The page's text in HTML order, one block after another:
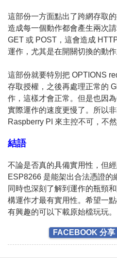
這部份一方面點出了跨網存取
造成每一個動作都會產生兩次
GET 或 POST，這會造成
運作，尤其是在開關切換的動
這部份就要特別把 OPTIONS
存取授權，之後再處理正常的
作，這樣才會正常。但是也因
實際運作的速度更慢了。所以
Raspberry PI 來主控不可，不
結語
不論是否真的具備實用性，但
ESP8266 是能架出合法憑證的
同時也深刻了解到運作的瓶頸
構運作才最有實用性。希望一
有興趣的可以下載原始檔玩玩。
FACEBOOK 分享